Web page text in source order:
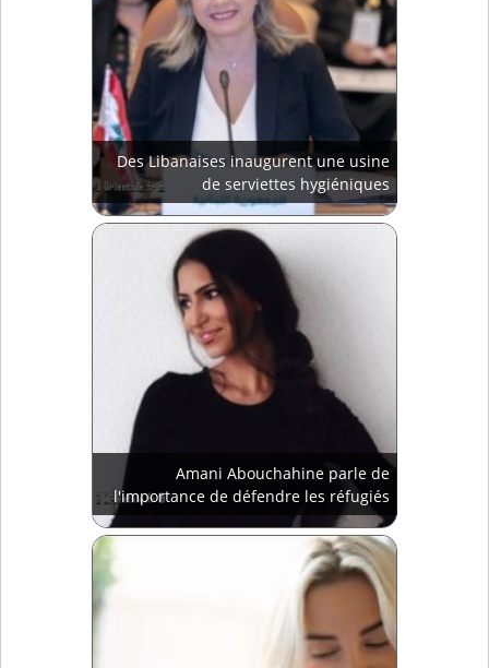
Des Libanaises inaugurent une usine
de serviettes hygiéniques
Amani Abouchahine parle de
l'importance de défendre les réfugiés